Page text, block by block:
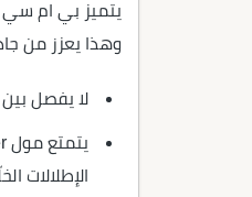
يتميز بي ام سي
وهذا يعزز من
لا يفصل بين PMC Tower New Capital والبرج الأيقوني سوى بضع دقائق فقط.
الإطلالات